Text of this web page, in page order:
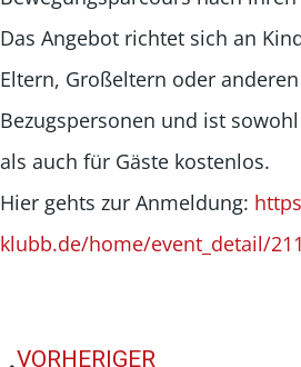
Das Angebot richtet sich an
Eltern, Großeltern oder
Bezugspersonen und ist
als auch für Gäste kostenlos.
Hier gehts zur Anmeldung:
klubb.de/home/event_detail/
VORHERIGER